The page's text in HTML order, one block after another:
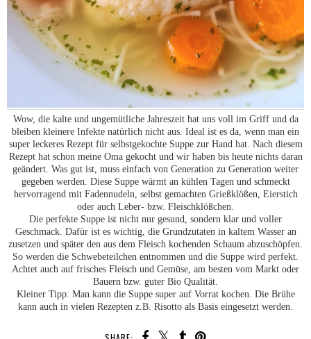
Wow, die kalte und ungemütliche Jahreszeit hat uns voll im Griff und da
bleiben kleinere Infekte natürlich nicht aus. Ideal ist es da, wenn man ein
super leckeres Rezept für selbstgekochte Suppe zur Hand hat. Nach diesem
Rezept hat schon meine Oma gekocht und wir haben bis heute nichts daran
geändert. Was gut ist, muss einfach von Generation zu Generation weiter
gegeben werden. Diese Suppe wärmt an kühlen Tagen und schmeckt
hervorragend mit Fadennudeln, selbst gemachten Grießklößen, Eierstich
oder auch Leber- bzw. Fleischklößchen.
Die perfekte Suppe ist nicht nur gesund, sondern klar und voller
Geschmack. Dafür ist es wichtig, die Grundzutaten in kaltem Wasser an
zusetzen und später den aus dem Fleisch kochenden Schaum abzuschöpfen.
So werden die Schwebeteilchen entnommen und die Suppe wird perfekt.
Achtet auch auf frisches Fleisch und Gemüse, am besten vom Markt oder
Bauern bzw. guter Bio Qualität.
Kleiner Tipp: Man kann die Suppe super auf Vorrat kochen. Die Brühe
kann auch in vielen Rezepten z.B. Risotto als Basis eingesetzt werden.